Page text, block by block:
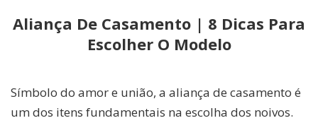
Aliança De Casamento | 8 Dicas Para
Escolher O Modelo
Símbolo do amor e união, a aliança de casamento é
um dos itens fundamentais na escolha dos noivos.